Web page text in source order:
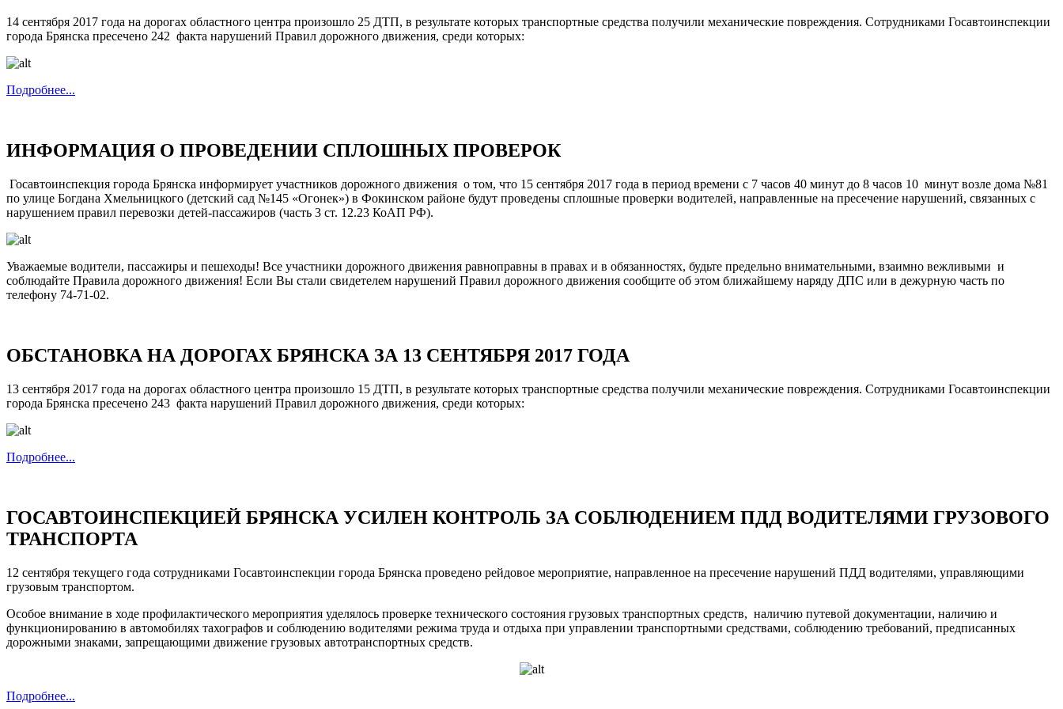
14 сентября 2017 года на дорогах областного центра произошло 25 ДТП, в результате которых транспортные средства получили механические повреждения. Сотрудниками Госавтоинспекции
города Брянска пресечено 242 факта нарушений Правил дорожного движения, среди которых:
Подробнее...
ИНФОРМАЦИЯ О ПРОВЕДЕНИИ СПЛОШНЫХ ПРОВЕРОК
Госавтоинспекция города Брянска информирует участников дорожного движения о том, что 15 сентября 2017 года в период времени с 7 часов 40 минут до 8 часов 10 минут возле дома №81
по улице Богдана Хмельницкого (детский сад №145 «Огонек») в Фокинском районе будут проведены сплошные проверки водителей, направленные на пресечение нарушений, связанных с
нарушением правил перевозки детей-пассажиров (часть 3 ст. 12.23 КоАП РФ).
Уважаемые водители, пассажиры и пешеходы! Все участники дорожного движения равноправны в правах и в обязанностях, будьте предельно внимательными, взаимно вежливыми и
соблюдайте Правила дорожного движения! Если Вы стали свидетелем нарушений Правил дорожного движения сообщите об этом ближайшему наряду ДПС или в дежурную часть по
телефону 74-71-02.
ОБСТАНОВКА НА ДОРОГАХ БРЯНСКА ЗА 13 СЕНТЯБРЯ 2017 ГОДА
13 сентября 2017 года на дорогах областного центра произошло 15 ДТП, в результате которых транспортные средства получили механические повреждения. Сотрудниками Госавтоинспекции
города Брянска пресечено 243 факта нарушений Правил дорожного движения, среди которых:
Подробнее...
ГОСАВТОИНСПЕКЦИЕЙ БРЯНСКА УСИЛЕН КОНТРОЛЬ ЗА СОБЛЮДЕНИЕМ ПДД ВОДИТЕЛЯМИ ГРУЗОВОГО
ТРАНСПОРТА
12 сентября текущего года сотрудниками Госавтоинспекции города Брянска проведено рейдовое мероприятие, направленное на пресечение нарушений ПДД водителями, управляющими
грузовым транспортом.
Особое внимание в ходе профилактического мероприятия уделялось проверке технического состояния грузовых транспортных средств, наличию путевой документации, наличию и
функционированию в автомобилях тахографов и соблюдению водителями режима труда и отдыха при управлении транспортными средствами, соблюдению требований, предписанных
дорожными знаками, запрещающими движение грузовых автотранспортных средств.
Подробнее...